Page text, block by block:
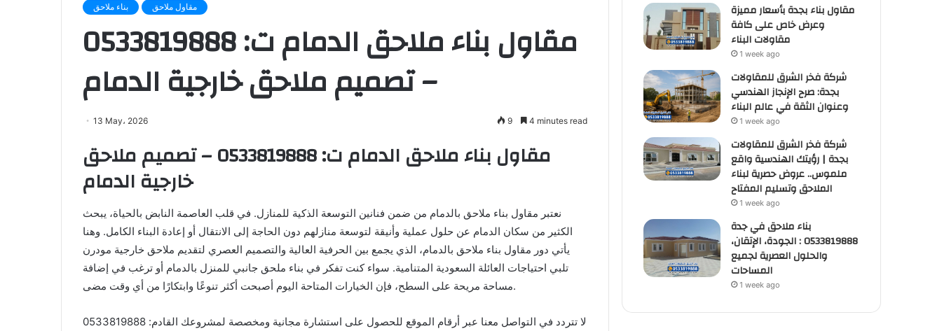
بناء ملاحق مقاول ملاحق
مقاول بناء ملاحق الدمام ت: 0533819888
– تصميم ملاحق خارجية الدمام
13 May، 2026 9 4 minutes read
مقاول بناء ملاحق الدمام ت: 0533819888 – تصميم ملاحق
خارجية الدمام
نعتبر مقاول بناء ملاحق بالدمام من ضمن فنانين التوسعة الذكية للمنازل. في قلب العاصمة النابض بالحياة، يبحث
الكثير من سكان الدمام عن حلول عملية وأنيقة لتوسعة منازلهم دون الحاجة إلى الانتقال أو إعادة البناء الكامل. وهنا
يأتي دور مقاول بناء ملاحق بالدمام، الذي يجمع بين الحرفية العالية والتصميم العصري لتقديم ملاحق خارجية مودرن
تلبي احتياجات العائلة السعودية المتنامية. سواء كنت تفكر في بناء ملحق جانبي للمنزل بالدمام أو ترغب في إضافة
مساحة مريحة على السطح، فإن الخيارات المتاحة اليوم أصبحت أكثر تنوعًا وابتكارًا من أي وقت مضى.
لا تتردد في التواصل معنا عبر أرقام الموقع للحصول على استشارة مجانية ومخصصة لمشروعك القادم: 0533819888
مقاول بناء بجدة بأسعار مميزة
وعرض خاص على كافة
مقاولات البناء
1 week ago
شركة فخر الشرق للمقاولات
بجدة: صرح الإنجاز الهندسي
وعنوان الثقة في عالم البناء
1 week ago
شركة فخر الشرق للمقاولات
بجدة | رؤيتك الهندسية واقع
ملموس.. عروض حصرية لبناء
الملاحق وتسليم المفتاح
1 week ago
بناء ملاحق في جدة
0533819888 : الجودة، الإتقان،
والحلول العصرية لجميع
المساحات
1 week ago